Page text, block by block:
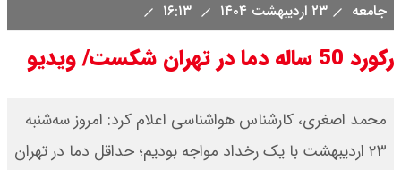
جامعه ۲۳ اردیبهشت ۱۴۰۴
رکورد 50 ساله دما در تهران شکست/ ویدیو
محمد اصغری، کارشناس هواشناسی اعلام کرد: امروز سه‌شنبه
۲۳ اردیبهشت با یک رخداد مواجه بودیم؛ حداقل دما در تهران